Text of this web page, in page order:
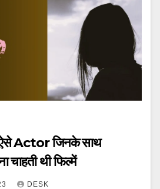
Actor जिनके साथ
थी फिल्‍में
DESK